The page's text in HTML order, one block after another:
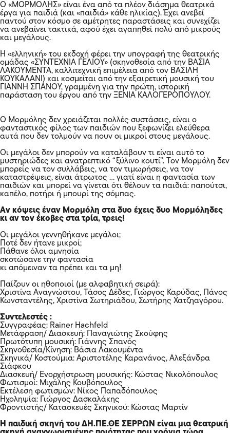
Ο «ΜΟΡΜΟΛΗΣ» είναι ένα από τα πλέον διάσημα θεατρικά
έργα για παιδιά (και «παιδιά» κάθε ηλικίας). Έχει ανεβεί
παντού στον κόσμο σε αμέτρητες παραστάσεις και συνεχίζει
να ανεβαίνει τακτικά, αφού έχει αγαπηθεί πολύ από μικρούς
και μεγάλους.
Η «ελληνική» του εκδοχή φέρει την υπογραφή της θεατρικής
ομάδας «ΣΥΝΤΕΧΝΙΑ ΓΕΛΙΟΥ» (σκηνοθεσία από την ΒΑΣΙΑ
ΛΑΚΟΥΜΕΝΤΑ, καλλιτεχνική επιμέλεια από τον ΒΑΣΙΛΗ
ΚΟΥΚΑΛΑΝΙ) και κοσμείται από την εξαιρετική μουσική του
ΓΙΑΝΝΗ ΣΠΑΝΟΥ, γραμμένη για την πρώτη, ιστορική
παράσταση του έργου από την ΞΕΝΙΑ ΚΑΛΟΓΕΡΟΠΟΥΛΟΥ.
Ο Μορμόλης δεν χρειάζεται πολλές συστάσεις, είναι ο
φανταστικός φίλος των παιδιών που ξεφωνίζει ελεύθερα
αυτά που δεν τολμούν να πουν οι μικροί στους μεγάλους.
Οι μεγάλοι δεν μπορούν να καταλάβουν τι είναι αυτό το
μυστηριώδες και ανατρεπτικό “ξύλινο κουτί”. Τον Μορμόλη δεν
μπορείς να τον συλλάβεις, να τον τιμωρήσεις, να τον
καταστρέψεις, είναι άτρωτος … γιατί είναι η φαντασία των
παιδιών και μπορεί να γίνεται ότι θέλουν τα παιδιά: παπούτσι,
καπέλο, ποτήρι ή μπουρί της σόμπας.
Αν κόψεις έναν Μορμόλη στα δυο έχεις δυο Μορμόληδες
κι αν τον έκοβες στα τρία, τρεις!
Οι μεγάλοι γεννηθήκανε μεγάλοι;
Ποτέ δεν ήτανε μικροί;
Πάθανε όλοι αμνησία
σκοτώσανε την φαντασία
κι απόμειναν τα πρέπει και τα μη!
Παίζουν οι ηθοποιοί (με αλφαβητική σειρά):
Χριστίνα Αναγνώστου, Τάσος Δέδες, Γιώργος Καρύδας, Πάνος
Κωνσταντέλης, Χριστίνα Σωτηριάδου, Σωτήρης Χατζηαγόρου.
Συντελεστές :
Συγγραφέας: Rainer Hachfeld
Μετάφραση/ Διασκευή: Παναγιώτης Σκούφης
Πρωτότυπη μουσική: Γιάννης Σπανός
Σκηνοθεσία/Κίνηση: Βάσια Λακουμέντα
Σκηνικά/ Κοστούμια: Αριστοτέλης Καρανάνος, Αλεξάνδρα
Σιάφκου
Διασκευή/ Ενορχήστρωση μουσικής: Κώστας Νικολόπουλος
Φωτισμοί: Μιχάλης Κουβόπουλος
Εκτέλεση φωτισμών: Νίκος Παπαδόπουλος
Ηχοληψία: Γιώργος Δασκαλάκης
Φροντιστής/ Κατασκευές Σκηνικού: Κώστας Μαρτίν
Η παιδική σκηνή του ΔΗ.ΠΕ.ΘΕ ΣΕΡΡΩΝ είναι μια θεατρική